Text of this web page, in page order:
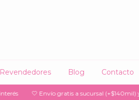
Revendedores Blog Contacto
🤍 Envío gratis a sucursal (+$140mil) y en